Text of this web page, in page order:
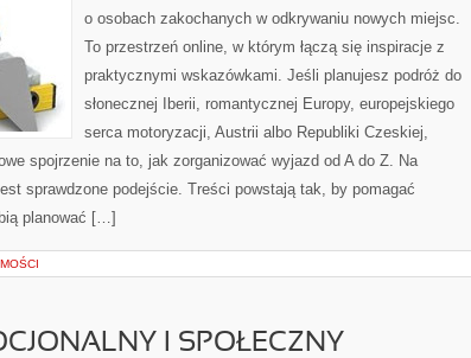
o osobach zakochanych w odkrywaniu nowych miejsc.
To przestrzeń online, w którym łączą się inspiracje z
praktycznymi wskazówkami. Jeśli planujesz podróż do
słonecznej Iberii, romantycznej Europy, europejskiego
serca motoryzacji, Austrii albo Republiki Czeskiej,
spojrzenie na to, jak zorganizować wyjazd od A do Z. Na
sprawdzone podejście. Treści powstają tak, by pomagać
planować […]
I SPOŁECZNY